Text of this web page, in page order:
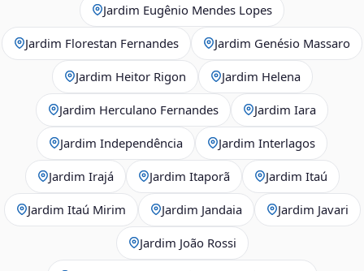
Jardim Eugênio Mendes Lopes
Jardim Florestan Fernandes Jardim Genésio Massaro
Jardim Heitor Rigon Jardim Helena
Jardim Herculano Fernandes Jardim Iara
Jardim Independência Jardim Interlagos
Jardim Irajá Jardim Itaporã Jardim Itaú
Jardim Itaú Mirim Jardim Jandaia Jardim Javari
Jardim João Rossi